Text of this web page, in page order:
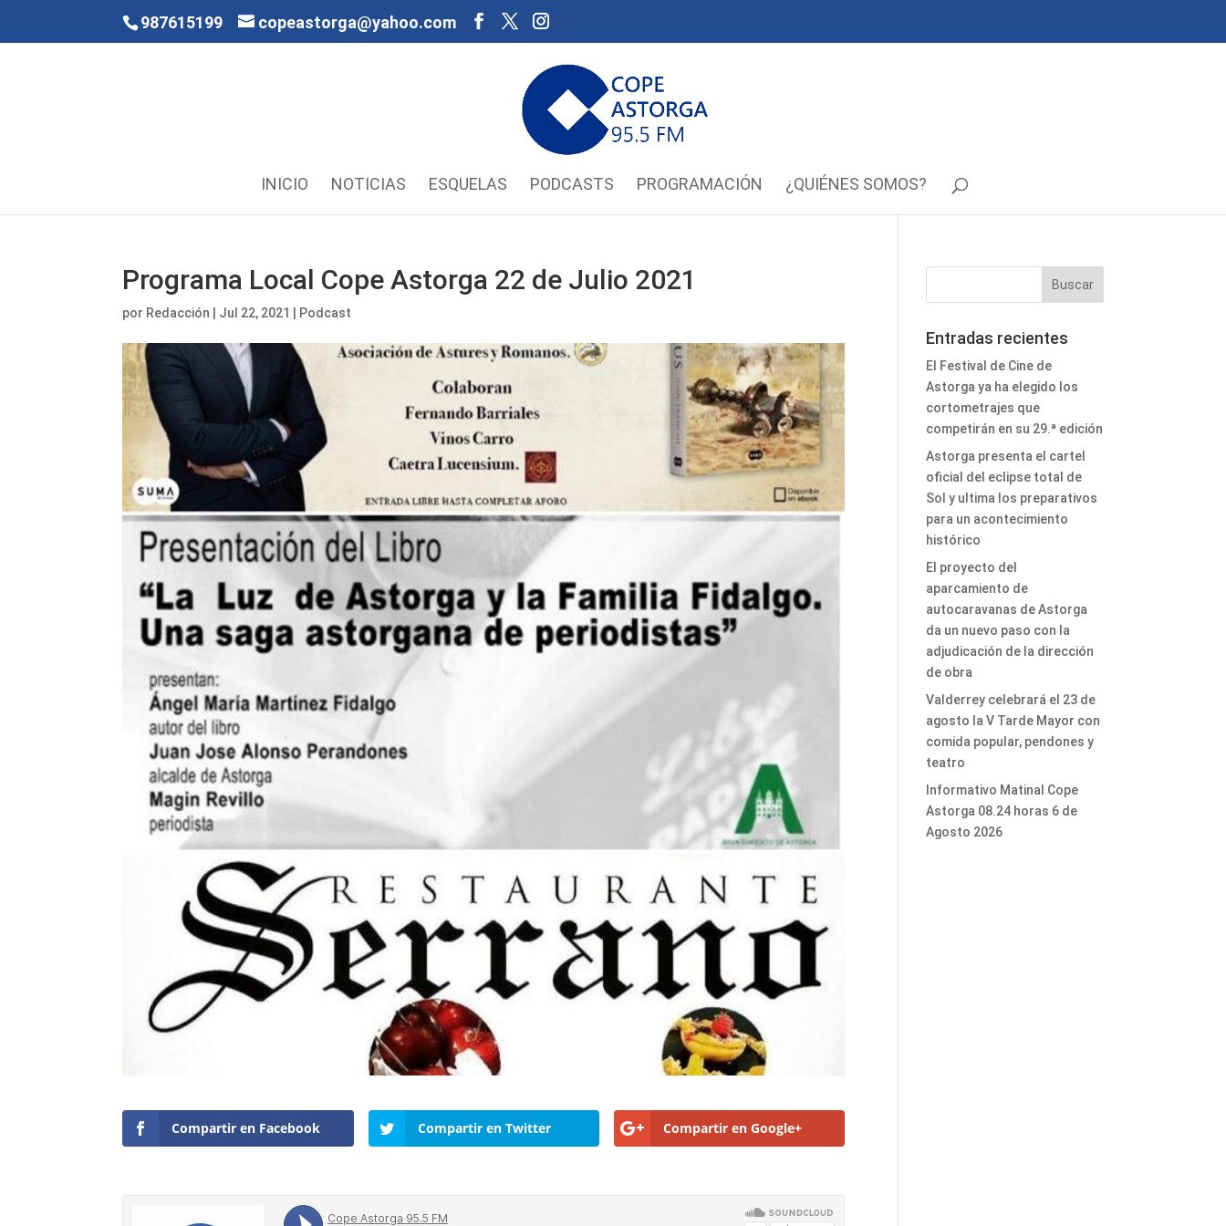
987615199 copeastorga@yahoo.com
INICIO NOTICIAS ESQUELAS PODCASTS PROGRAMACIÓN ¿QUIÉNES SOMOS?
Programa Local Cope Astorga 22 de Julio 2021
por Redacción Jul 22, 2021 Podcast
Compartir en Facebook Compartir en Twitter Compartir en Google+
Entradas recientes
El Festival de Cine de
Astorga ya ha elegido los
cortometrajes que
competirán en su 29.ª edición
Astorga presenta el cartel
oficial del eclipse total de
Sol y ultima los preparativos
para un acontecimiento
histórico
El proyecto del
aparcamiento de
autocaravanas de Astorga
da un nuevo paso con la
adjudicación de la dirección
de obra
Valderrey celebrará el 23 de
agosto la V Tarde Mayor con
comida popular, pendones y
teatro
Informativo Matinal Cope
Astorga 08.24 horas 6 de
Agosto 2026